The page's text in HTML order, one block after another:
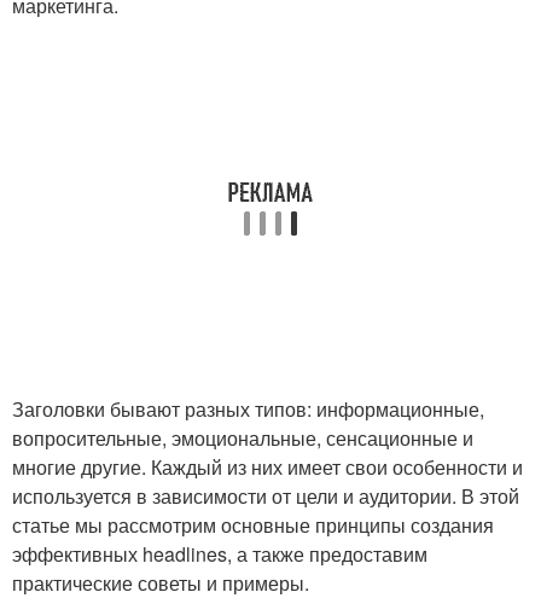
Заголовки бывают разных типов: информационные,
вопросительные, эмоциональные, сенсационные и
многие другие. Каждый из них имеет свои особенности и
используется в зависимости от цели и аудитории. В этой
статье мы рассмотрим основные принципы создания
эффективных headlines, а также предоставим
практические советы и примеры.